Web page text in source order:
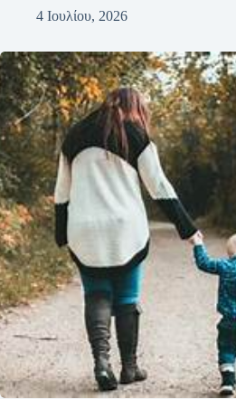
4 Ιουλίου, 2026